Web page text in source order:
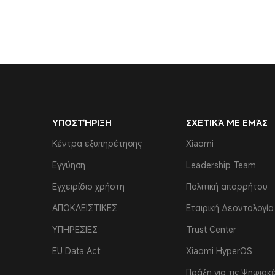
ΥΠΟΣΤΉΡΙΞΗ
Κέντρα εξυπηρέτησης
Εγγύηση
Εγχειρίδιο χρήστη
ΑΠΟΚΛΕΙΣΤΙΚΕΣ
ΥΠΗΡΕΣΙΕΣ
EU Data Act
ΣΧΕΤΙΚΆ ΜΕ ΕΜΆΣ
Xiaomi
Leadership Team
Πολιτική απορρήτου
Εταιρική Δεοντολογία
Trust Center
Xiaomi HyperOS
Πράξη για τις